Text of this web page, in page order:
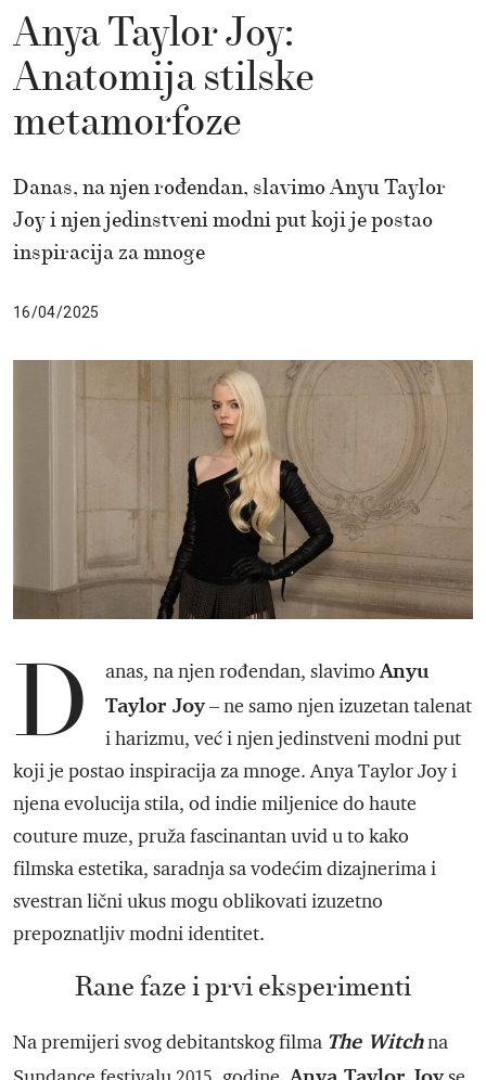
Anya Taylor Joy:
Anatomija stilske
metamorfoze
Danas, na njen rođendan, slavimo Anyu Taylor
Joy i njen jedinstveni modni put koji je postao
inspiracija za mnoge
16/04/2025
D anas, na njen rođendan, slavimoAnyu
Taylor Joy– ne samo njen izuzetan talenat
i harizmu, već i njen jedinstveni modni put
koji je postao inspiracija za mnoge. Anya Taylor Joy i
njena evolucija stila, od indie miljenice do haute
couture muze, pruža fascinantan uvid u to kako
filmska estetika, saradnja sa vodećim dizajnerima i
svestran lični ukus mogu oblikovati izuzetno
prepoznatljiv modni identitet.
Rane faze i prvi eksperimenti
Na premijeri svog debitantskog filma The Witchna